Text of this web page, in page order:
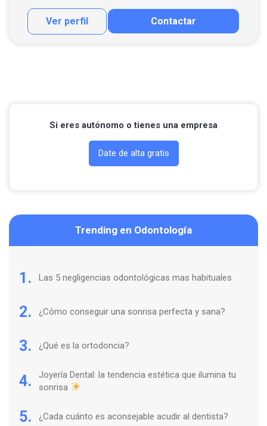
Ver perfil Contactar
Contactar por correo
Si eres autónomo o tienes una empresa
Date de alta gratis
Trending en Odontología
1. Las 5 negligencias odontológicas mas habituales
2. ¿Cómo conseguir una sonrisa perfecta y sana?
3. ¿Qué es la ortodoncia?
4.
Joyería Dental: la tendencia estética que ilumina tu
sonrisa
5. ¿Cada cuánto es aconsejable acudir al dentista?